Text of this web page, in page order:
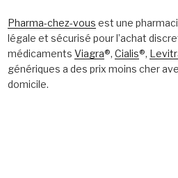
Pharma-chez-vous est une
légale et sécurisé pour l’achat
médicaments Viagra®, Cialis®,
génériques a des prix moins cher
domicile.